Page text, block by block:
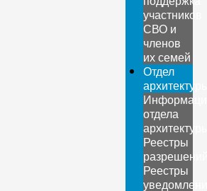
участников
СВО и
членов
их семей
Отдел
отдела
Реестры
Реестры